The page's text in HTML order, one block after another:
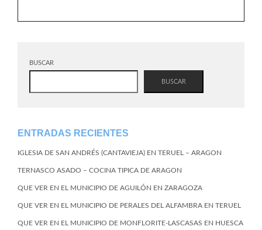
BUSCAR
BUSCAR
ENTRADAS RECIENTES
IGLESIA DE SAN ANDRÉS (CANTAVIEJA) EN TERUEL – ARAGON
TERNASCO ASADO – COCINA TIPICA DE ARAGON
QUE VER EN EL MUNICIPIO DE AGUILÓN EN ZARAGOZA
QUE VER EN EL MUNICIPIO DE PERALES DEL ALFAMBRA EN TERUEL
QUE VER EN EL MUNICIPIO DE MONFLORITE-LASCASAS EN HUESCA